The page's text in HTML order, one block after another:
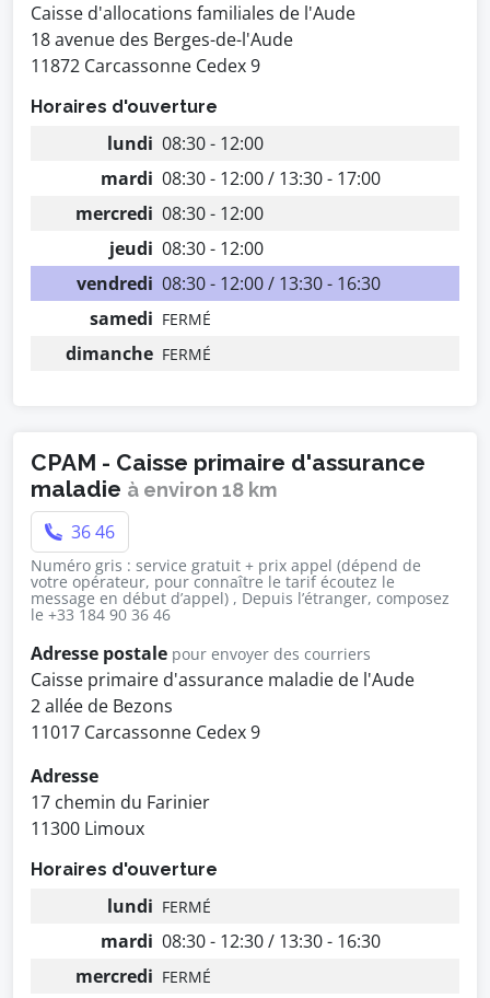
Caisse d'allocations familiales de l'Aude
18 avenue des Berges-de-l'Aude
11872 Carcassonne Cedex 9
Horaires d'ouverture
lundi 08:30 - 12:00
mardi 08:30 - 12:00 / 13:30 - 17:00
mercredi 08:30 - 12:00
jeudi 08:30 - 12:00
vendredi 08:30 - 12:00 / 13:30 - 16:30
samedi FERMÉ
dimanche FERMÉ
CPAM - Caisse primaire d'assurance
maladie à environ 18 km
36 46
Numéro gris : service gratuit + prix appel (dépend de
votre opérateur, pour connaître le tarif écoutez le
message en début d’appel) , Depuis l’étranger, composez
le +33 184 90 36 46
Adresse postale pour envoyer des courriers
Caisse primaire d'assurance maladie de l'Aude
2 allée de Bezons
11017 Carcassonne Cedex 9
Adresse
17 chemin du Farinier
11300 Limoux
Horaires d'ouverture
lundi FERMÉ
mardi 08:30 - 12:30 / 13:30 - 16:30
mercredi FERMÉ